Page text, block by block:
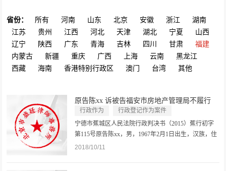
省份： 所有 河南 山东 北京 安徽 浙江
湖南
江苏
贵州 江西 河北 天津 湖北 宁夏
山西
辽宁
陕西 广东 青海 吉林 四川 甘肃
福建
内蒙古
新疆 重庆 广西 上海 云南
黑龙江
西藏
海南 香港特别行政区 澳门 台湾 其他
原告陈xx 诉被告福安市房地产管理局不履行
信...
行政作为
行政登记作为案件
政府信息公开申请
宁德市蕉城区人民法院行政判决书（2015）蕉行初字
第115号原告陈xx，男，1967年2月1日出生，汉族，住
福建省福安市。委托代理人张合刚，北京市盛廷律师
2018/10/11